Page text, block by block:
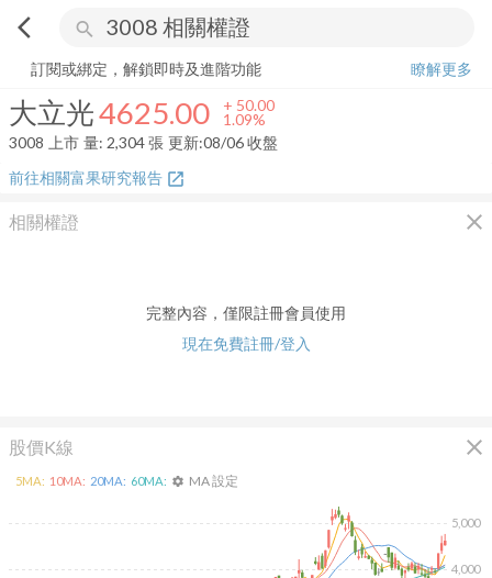
arrow_back_ios search
大立光 4625.00 + 1.09%
訂閱或綁定，解鎖即時及進階功能
瞭解更多
大立光4625.00 + 50.00
1.09%
3008
上市 量: 2,304張 更新:08/06 收盤
前往相關富果研究報告 open_in_new
相關權證 close
完整內容，僅限註冊會員使用
現在免費註冊/登入
股價K線 close
4,000
5,000
5MA: 10MA: 20MA: 60MA: settings MA 設定